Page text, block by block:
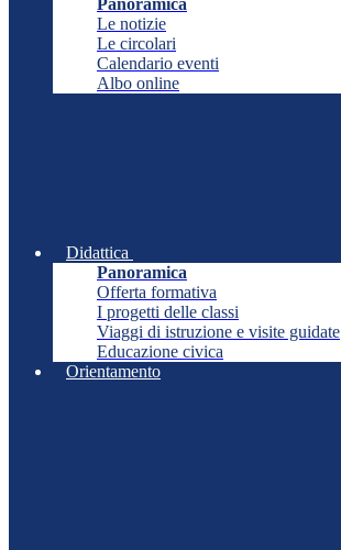
Panoramica
Le notizie
Le circolari
Calendario eventi
Albo online
Didattica
Panoramica
Offerta formativa
I progetti delle classi
Viaggi di istruzione e visite guidate
Educazione civica
Orientamento